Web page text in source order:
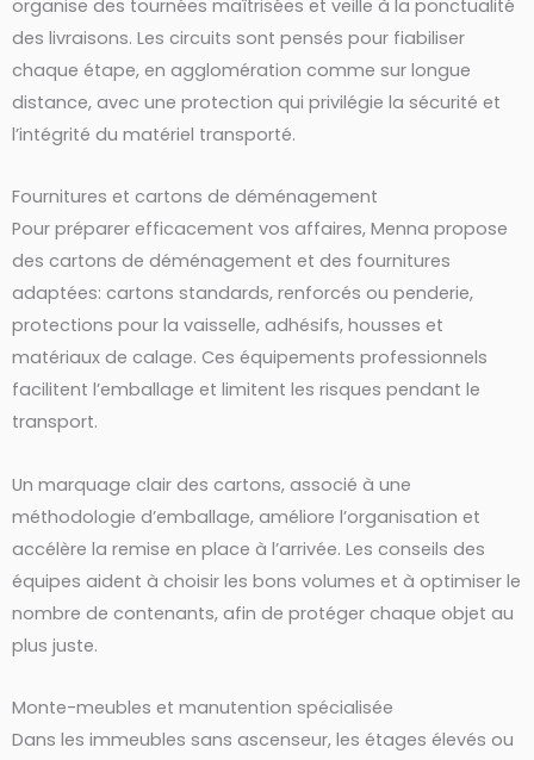
organise des tournées maîtrisées et veille à la ponctualité
des livraisons. Les circuits sont pensés pour fiabiliser
chaque étape, en agglomération comme sur longue
distance, avec une protection qui privilégie la sécurité et
l’intégrité du matériel transporté.
Fournitures et cartons de déménagement
Pour préparer efficacement vos affaires, Menna propose
des cartons de déménagement et des fournitures
adaptées: cartons standards, renforcés ou penderie,
protections pour la vaisselle, adhésifs, housses et
matériaux de calage. Ces équipements professionnels
facilitent l’emballage et limitent les risques pendant le
transport.
Un marquage clair des cartons, associé à une
méthodologie d’emballage, améliore l’organisation et
accélère la remise en place à l’arrivée. Les conseils des
équipes aident à choisir les bons volumes et à optimiser le
nombre de contenants, afin de protéger chaque objet au
plus juste.
Monte-meubles et manutention spécialisée
Dans les immeubles sans ascenseur, les étages élevés ou